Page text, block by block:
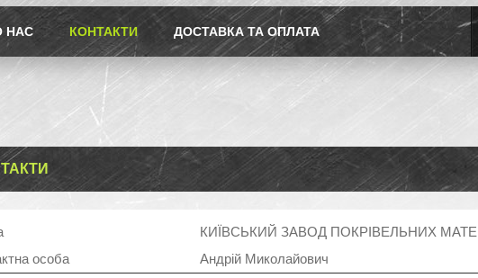
НАС КОНТАКТИ ДОСТАВКА ТА ОПЛАТА
КИЇВСЬКИЙ ЗАВОД ПОКРІВЕЛЬНИХ
Андрій Миколайович